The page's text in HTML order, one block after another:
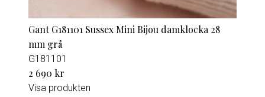
Gant G181101 Sussex Mini Bijou damklocka 28
mm grå
G181101
2 690 kr
Visa produkten